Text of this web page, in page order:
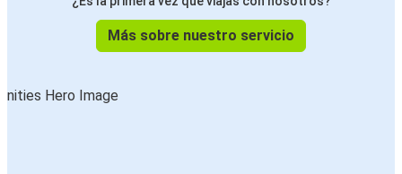
Más sobre nuestro servicio